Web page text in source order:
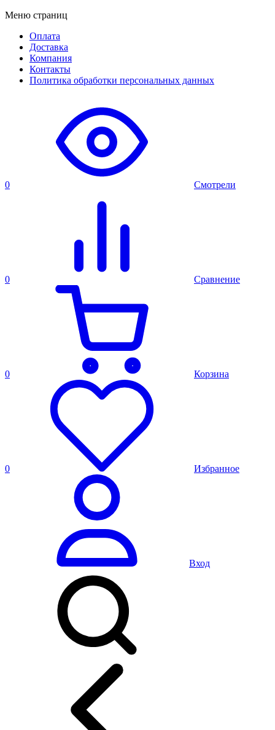
Меню страниц
Оплата
Доставка
Компания
Контакты
Политика обработки персональных данных
0 Смотрели
0 Сравнение
0 Корзина
0 Избранное
Вход